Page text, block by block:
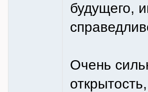
будущего,
Очень